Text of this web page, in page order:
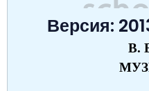
Версия:
В.